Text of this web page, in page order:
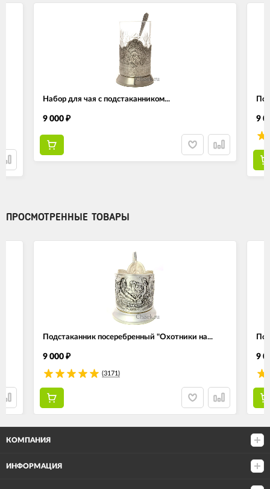
Набор для чая с подстаканником...
9 000 ₽ 9
ПРОСМОТРЕННЫЕ ТОВАРЫ
Подстаканник посеребренный "Охотники на...
9 000 ₽
(3171)
9
КОМПАНИЯ
ИНФОРМАЦИЯ